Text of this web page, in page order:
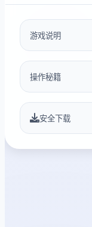
游戏说明
操作秘籍
安全下载